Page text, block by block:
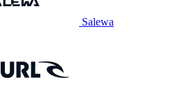
Salewa